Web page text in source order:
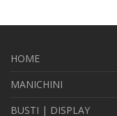
HOME
MANICHINI
BUSTI | DISPLAY